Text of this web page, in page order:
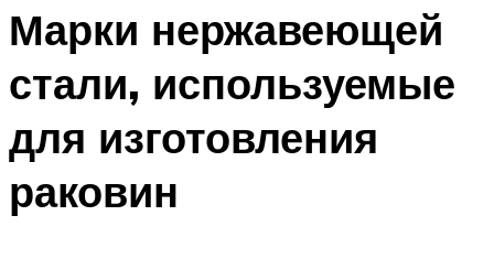
Марки нержавеющей
стали, используемые
для изготовления
раковин